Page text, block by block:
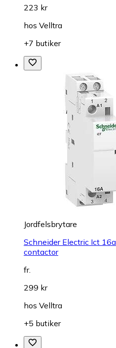
223 kr
hos Velltra
+7 butiker
Jordfelsbrytare
Schneider Electric Ict
contactor
fr.
299 kr
hos Velltra
+5 butiker